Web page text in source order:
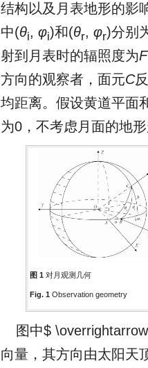
结构以及月表地形的影
中(θi, φi)和(θr, φr)分别
射到月表时的辐照度为F
方向的观察者，面元C
均距离。假设黄道平面
为0，不考虑月面的地
图 1 对月观测几何
Fig. 1 Observation geometry
图中$
向量，其方向由太阳天